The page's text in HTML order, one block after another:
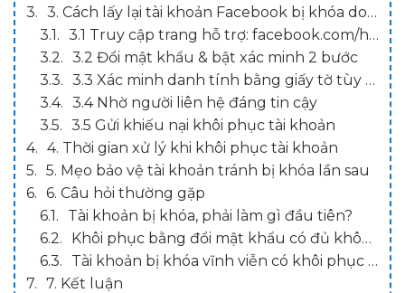
3. Cách lấy lại tài khoản Facebook bị khóa do nghi ngờ hack
3.1 Truy cập trang hỗ trợ: facebook.com/hacked
3.2 Đổi mật khẩu & bật xác minh 2 bước
3.3 Xác minh danh tính bằng giấy tờ tùy thân
3.4 Nhờ người liên hệ đáng tin cậy
3.5 Gửi khiếu nại khôi phục tài khoản
4. Thời gian xử lý khi khôi phục tài khoản
5. Mẹo bảo vệ tài khoản tránh bị khóa lần sau
6. Câu hỏi thường gặp
Tài khoản bị khóa, phải làm gì đầu tiên?
Khôi phục bằng đổi mật khẩu có đủ không?
Tài khoản bị khóa vĩnh viễn có khôi phục được không?
7. Kết luận